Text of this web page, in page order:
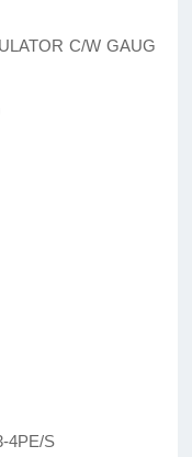
C/W GAUG
4PE/S